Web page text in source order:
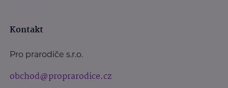
Kontakt
Pro prarodiče s.r.o.
obchod@proprarodice.cz